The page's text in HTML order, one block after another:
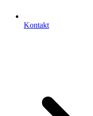
Kontakt